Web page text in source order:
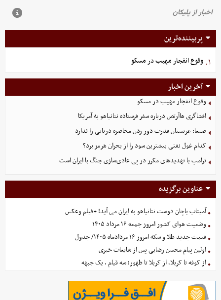
پربیننده‌ترین
۱. وقوع انفجار مهیب در مسکو
آخرین اخبار
وقوع انفجار مهیب در مسکو
افشاگری هاآرتص درباره سفر فرستاده نتانیاهو به آمریکا
صنعا: عربستان قدرت دور زدن محاصره دریایی را ندارد
کدام غول نفتی بیشترین سود را از بحران هرمز برد؟
ترامپ با تهدیدهای مکرر در پی عادی‌سازی جنگ با ایران است
عناوین برگزیده
آمیتاب باچان دوست نتانیاهو به ایران می آید! +فیلم وعکس
وضعیت هوای کشور امروز جمعه ۱۶ مرداد ۱۴۰۵
قیمت جدید طلا و سکه امروز ۱۶ مردادماه ۱۴۰۵/ جدول
اولین پیام محسن رضایی پس از شایعات خبری
از کوفه تا کربلا، از کربلا تا ظهور؛ سه قیام ، یک جبهه